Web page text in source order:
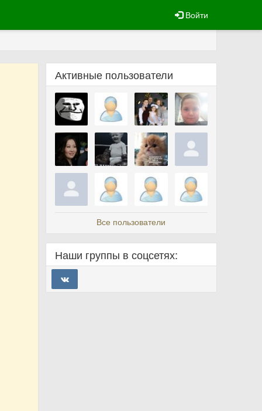
Войти
Активные пользователи
Все пользователи
Наши группы в соцсетях: